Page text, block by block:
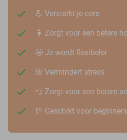
💪 Versterkt je core
🧍 Zorgt voor een betere
🤩 Je wordt flexibeler
🌺 Vermindert stress
💨 Zorgt voor een betere
💯 Geschikt voor